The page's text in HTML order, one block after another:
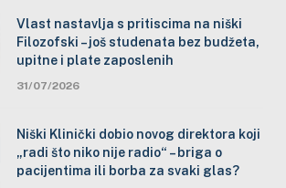
Vlast nastavlja s pritiscima na niški
Filozofski – još studenata bez budžeta,
upitne i plate zaposlenih
31/07/2026
Niški Klinički dobio novog direktora koji
„radi što niko nije radio“ – briga o
pacijentima ili borba za svaki glas?